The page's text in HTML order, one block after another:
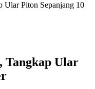
Ular Piton Sepanjang 10
Tangkap Ular